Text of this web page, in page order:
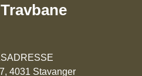
4031 Stavanger